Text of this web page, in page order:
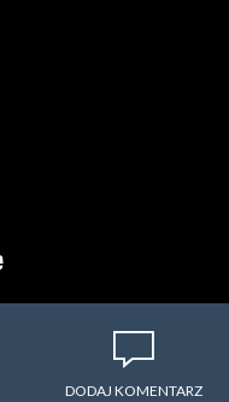
DODAJ KOMENTARZ